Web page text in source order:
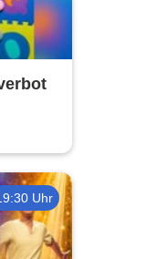
Uhr